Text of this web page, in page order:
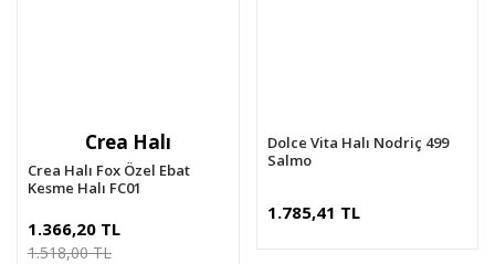
Crea Halı
Crea Halı Fox Özel Ebat
Kesme Halı FC01
1.366,20 TL
1.518,00 TL
Dolce Vita Halı Nodriç 499
Salmo
1.785,41 TL